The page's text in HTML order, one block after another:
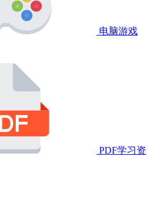
电脑游戏
PDF学习资